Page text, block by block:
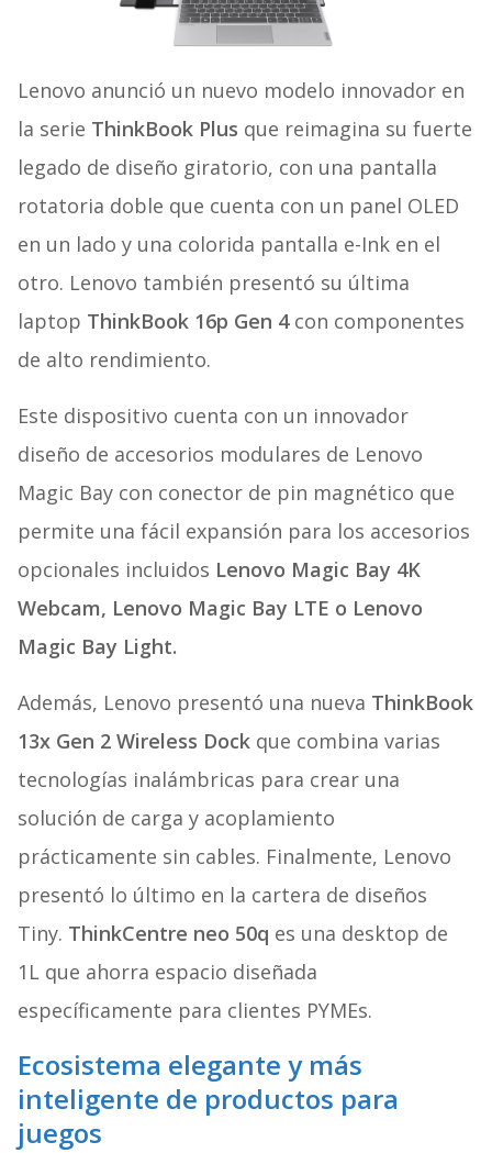
Lenovo anunció un nuevo modelo innovador en
la serie ThinkBook Plus que reimagina su fuerte
legado de diseño giratorio, con una pantalla
rotatoria doble que cuenta con un panel OLED
en un lado y una colorida pantalla e-Ink en el
otro. Lenovo también presentó su última
laptop ThinkBook 16p Gen 4con componentes
de alto rendimiento.
Este dispositivo cuenta con un innovador
diseño de accesorios modulares de Lenovo
Magic Bay con conector de pin magnético que
permite una fácil expansión para los accesorios
opcionales incluidos Lenovo Magic Bay 4K
Webcam, Lenovo Magic Bay LTE o Lenovo
Magic Bay Light.
Además, Lenovo presentó una nueva ThinkBook
13x Gen 2 Wireless Dockque combina varias
tecnologías inalámbricas para crear una
solución de carga y acoplamiento
prácticamente sin cables. Finalmente, Lenovo
presentó lo último en la cartera de diseños
Tiny. ThinkCentre neo 50q es una desktop de
1L que ahorra espacio diseñada
específicamente para clientes PYMEs.
Ecosistema elegante y más
inteligente de productos para
juegos